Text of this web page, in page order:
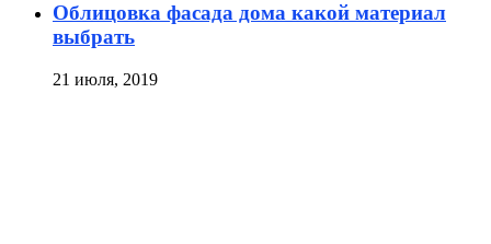
Облицовка фасада дома какой материал
выбрать
21 июля, 2019